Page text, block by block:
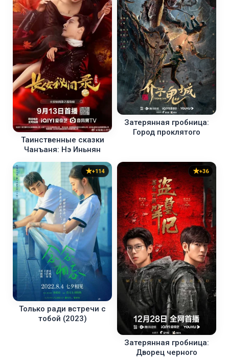
Таинственные сказки
Чанъаня: Нэ Иньнян
Затерянная гробница:
Город проклятого
+114
Только ради встречи с
тобой (2023)
+36
Затерянная гробница:
Дворец черного